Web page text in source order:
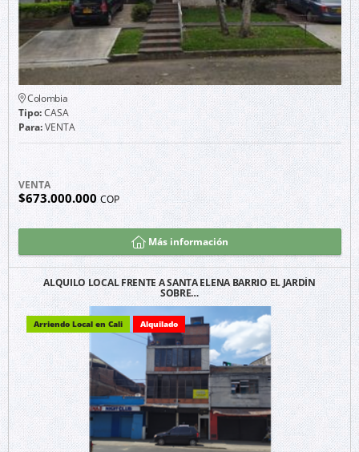
Colombia
Tipo:CASA
Para:VENTA
VENTA
$673.000.000COP
Más información
ALQUILO LOCAL FRENTE A SANTA ELENA BARRIO EL JARDÍN
SOBRE…
Arriendo Local en Cali Alquilado